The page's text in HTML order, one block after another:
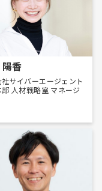
香
サイバーエージェント
部 人材戦略室 マネージ